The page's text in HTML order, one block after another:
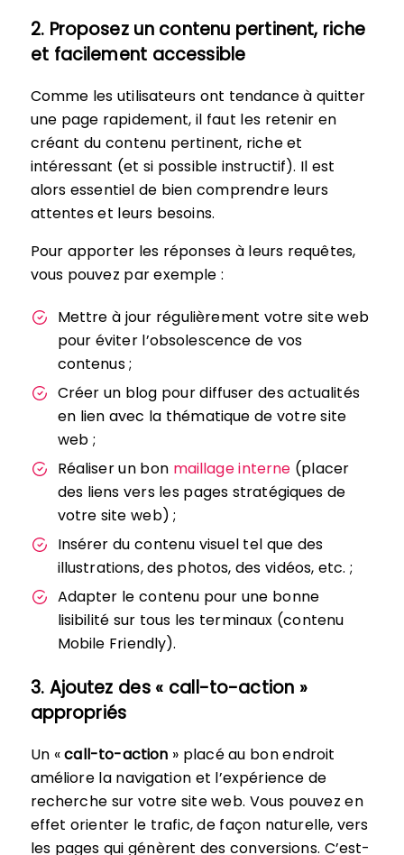
2. Proposez un contenu pertinent, riche
et facilement accessible
Comme les utilisateurs ont tendance à quitter
une page rapidement, il faut les retenir en
créant du contenu pertinent, riche et
intéressant (et si possible instructif). Il est
alors essentiel de bien comprendre leurs
attentes et leurs besoins.
Pour apporter les réponses à leurs requêtes,
vous pouvez par exemple :
Mettre à jour régulièrement votre site web
pour éviter l’obsolescence de vos
contenus ;
Créer un blog pour diffuser des actualités
en lien avec la thématique de votre site
web ;
Réaliser un bon maillage interne (placer
des liens vers les pages stratégiques de
votre site web) ;
Insérer du contenu visuel tel que des
illustrations, des photos, des vidéos, etc. ;
Adapter le contenu pour une bonne
lisibilité sur tous les terminaux (contenu
Mobile Friendly).
3. Ajoutez des « call-to-action »
appropriés
Un «call-to-action » placé au bon endroit
améliore la navigation et l’expérience de
recherche sur votre site web. Vous pouvez en
effet orienter le trafic, de façon naturelle, vers
les pages qui génèrent des conversions. C’est-